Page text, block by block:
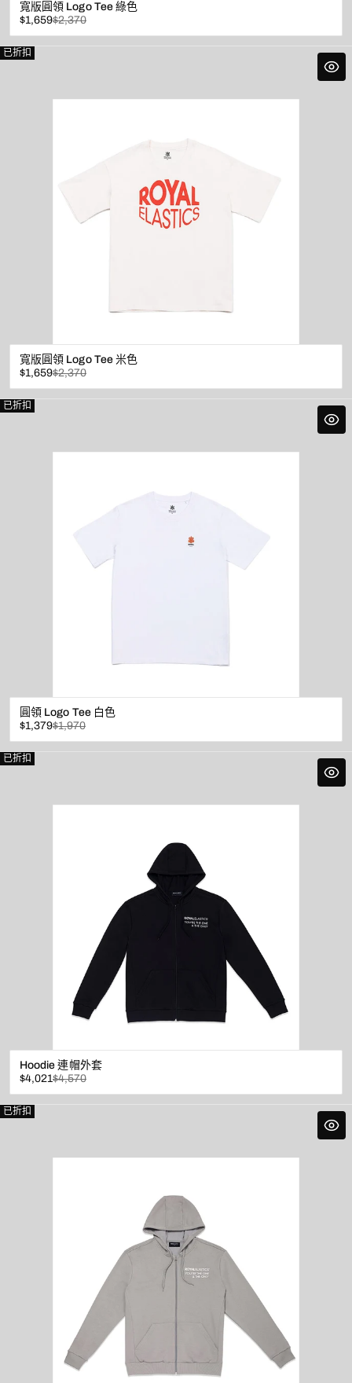
寬版圓領 Logo Tee 綠色
已
折
扣
$1,659
原
價
$2,370
已折扣
寬版圓領 Logo Tee 米色
已
折
扣
$1,659
原
價
$2,370
已折扣
圓領 Logo Tee 白色
已
折
扣
$1,379
原
價
$1,970
已折扣
Hoodie 連帽外套
已
折
扣
$4,021
原
價
$4,570
已折扣